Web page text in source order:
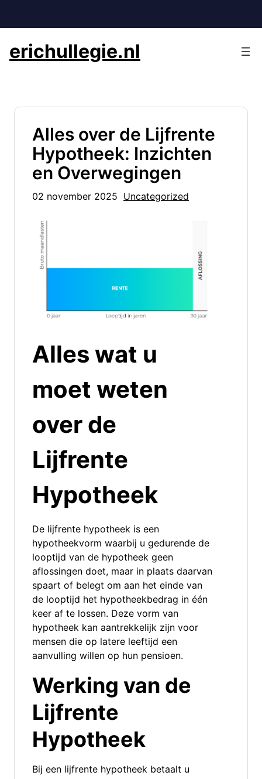
inhoud
erichullegie.nl
Alles over de Lijfrente
Hypotheek: Inzichten
en Overwegingen
02 november 2025 Uncategorized
Alles wat u
moet weten
over de
Lijfrente
Hypotheek
De lijfrente hypotheek is een
hypotheekvorm waarbij u gedurende de
looptijd van de hypotheek geen
aflossingen doet, maar in plaats daarvan
spaart of belegt om aan het einde van
de looptijd het hypotheekbedrag in één
keer af te lossen. Deze vorm van
hypotheek kan aantrekkelijk zijn voor
mensen die op latere leeftijd een
aanvulling willen op hun pensioen.
Werking van de
Lijfrente
Hypotheek
Bij een lijfrente hypotheek betaalt u